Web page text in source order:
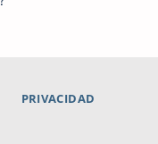
PRIVACIDAD